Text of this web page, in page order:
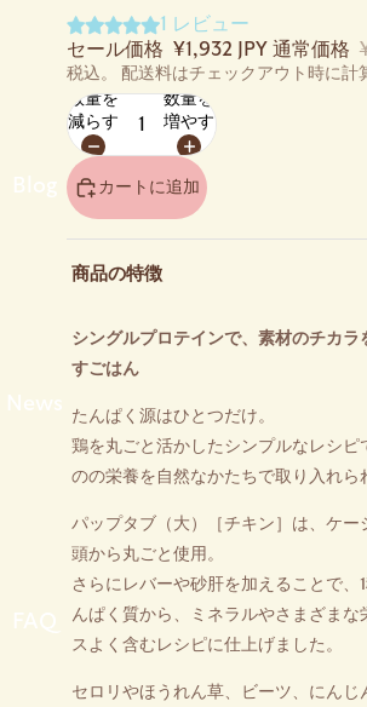
Food List
パップタブ (大)
Blog
News
FAQ
1 レビュー
セール価格 ¥1,932 JPY 通常価格
税込。 配送料はチェックアウト時に計
数量を
減らす
数量を
増やす
カートに追加
商品の特徴
シングルプロテインで、素材のチカラ
すごはん
たんぱく源はひとつだけ。
鶏を丸ごと活かしたシンプルなレシピ
のの栄養を自然なかたちで取り入れら
パップタブ（大）［チキン］は、ケー
頭から丸ごと使用。
さらにレバーや砂肝を加えることで、
んぱく質から、ミネラルやさまざまな
スよく含むレシピに仕上げました。
セロリやほうれん草、ビーツ、にんじ